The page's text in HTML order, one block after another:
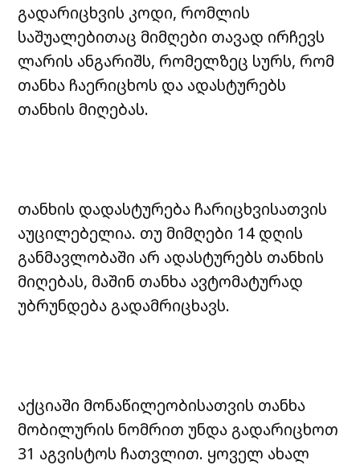
გადარიცხვის კოდი, რომლის
საშუალებითაც მიმღები თავად ირჩევს
ლარის ანგარიშს, რომელზეც სურს, რომ
თანხა ჩაერიცხოს და ადასტურებს
თანხის მიღებას.
თანხის დადასტურება ჩარიცხვისათვის
აუცილებელია. თუ მიმღები 14 დღის
განმავლობაში არ ადასტურებს თანხის
მიღებას, მაშინ თანხა ავტომატურად
უბრუნდება გადამრიცხავს.
აქციაში მონაწილეობისათვის თანხა
მობილურის ნომრით უნდა გადარიცხოთ
31 აგვისტოს ჩათვლით. ყოველ ახალ